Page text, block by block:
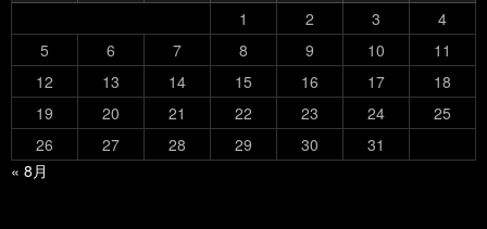
1
2 3
4
5
6 7 8 9 10
11
12
13 14 15 16 17
18
19
20 21 22 23 24
25
26
27 28 29 30
31
« 8月